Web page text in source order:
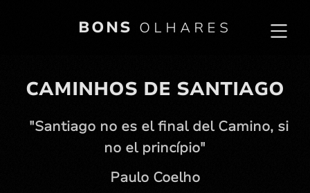
BONS OLHARES
CAMINHOS DE SANTIAGO
"Santiago no es el final del Camino, si
no el princípio"
Paulo Coelho